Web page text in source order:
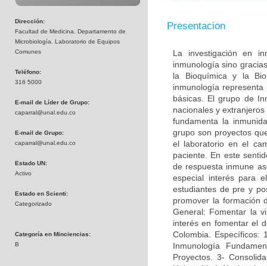
Dirección:
Facultad de Medicina. Departamento de
Microbiología. Laboratorio de Equipos
Comunes
Teléfono:
316 5000
E-mail de Líder de Grupo:
caparral@unal.edu.co
E-mail de Grupo:
caparral@unal.edu.co
Estado UN:
Activo
Estado en Scienti:
Categorizado
Categoría en Minciencias:
B
Presentacion
La investigación en
inmunología sino
la Bioquímica y la
inmunología
básicas. El grupo de
nacionales y
fundamenta la
grupo son proyectos
el laboratorio en el
paciente. En este
de respuesta inmune
especial interés para
estudiantes de pre y
promover la formación
General: Fomentar la
interés en fomentar el
Colombia. Específicos:
Inmunología
Proyectos. 3-